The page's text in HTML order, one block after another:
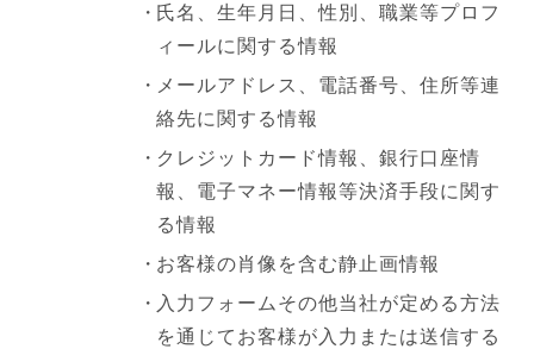
氏名、生年月日、性別、職業等プロフ
ィールに関する情報
メールアドレス、電話番号、住所等連
絡先に関する情報
クレジットカード情報、銀行口座情
報、電子マネー情報等決済手段に関す
る情報
お客様の肖像を含む静止画情報
入力フォームその他当社が定める方法
を通じてお客様が入力または送信する